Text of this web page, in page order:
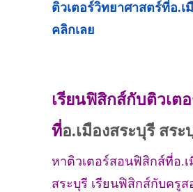
ติวเตอร์วิทยาศาสตร์ที่อ.เ
คลิกเลย
เรียนฟิสิกส์กับติวเต
ที่อ.เมืองสระบุรี สระ
หาติวเตอร์สอนฟิสิกส์ที่อ.เ
สระบุรี เรียนฟิสิกส์กับครู